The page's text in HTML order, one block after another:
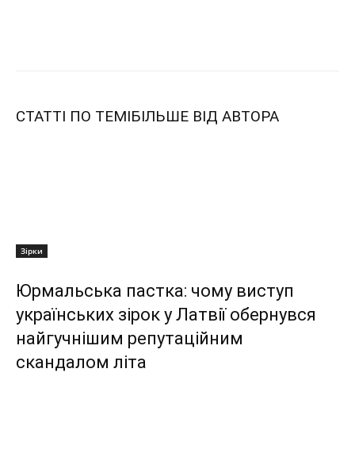
СТАТТІ ПО ТЕМІБІЛЬШЕ ВІД АВТОРА
Зірки
Юрмальська пастка: чому виступ
українських зірок у Латвії обернувся
найгучнішим репутаційним
скандалом літа